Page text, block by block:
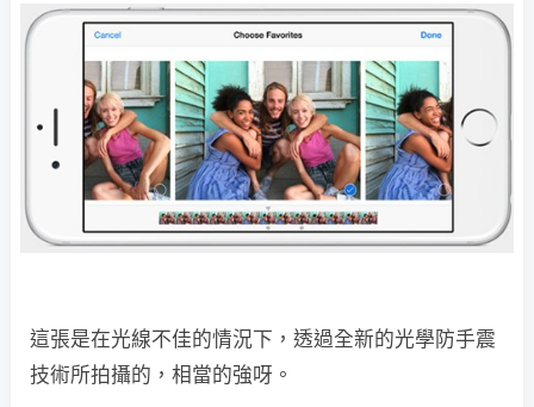
這張是在光線不佳的情況下，透過全新的光學防手震
技術所拍攝的，相當的強呀。